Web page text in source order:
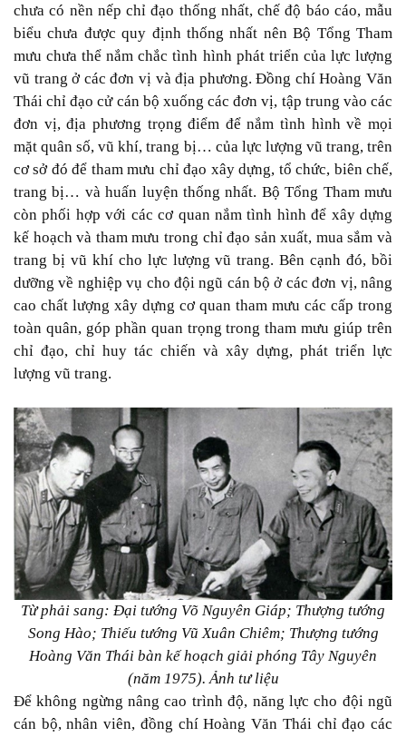
chưa có nền nếp chỉ đạo thống nhất, chế độ báo cáo, mẫu
biểu chưa được quy định thống nhất nên Bộ Tổng Tham
mưu chưa thể nắm chắc tình hình phát triển của lực lượng
vũ trang ở các đơn vị và địa phương. Đồng chí Hoàng Văn
Thái chỉ đạo cử cán bộ xuống các đơn vị, tập trung vào các
đơn vị, địa phương trọng điểm để nắm tình hình về mọi
mặt quân số, vũ khí, trang bị… của lực lượng vũ trang, trên
cơ sở đó để tham mưu chỉ đạo xây dựng, tổ chức, biên chế,
trang bị… và huấn luyện thống nhất. Bộ Tổng Tham mưu
còn phối hợp với các cơ quan nắm tình hình để xây dựng
kế hoạch và tham mưu trong chỉ đạo sản xuất, mua sắm và
trang bị vũ khí cho lực lượng vũ trang. Bên cạnh đó, bồi
dưỡng về nghiệp vụ cho đội ngũ cán bộ ở các đơn vị, nâng
cao chất lượng xây dựng cơ quan tham mưu các cấp trong
toàn quân, góp phần quan trọng trong tham mưu giúp trên
chỉ đạo, chỉ huy tác chiến và xây dựng, phát triển lực
lượng vũ trang.
Từ phải sang: Đại tướng Võ Nguyên Giáp; Thượng tướng
Song Hào; Thiếu tướng Vũ Xuân Chiêm; Thượng tướng
Hoàng Văn Thái bàn kế hoạch giải phóng Tây Nguyên
(năm 1975). Ảnh tư liệu
Để không ngừng nâng cao trình độ, năng lực cho đội ngũ
cán bộ, nhân viên, đồng chí Hoàng Văn Thái chỉ đạo các